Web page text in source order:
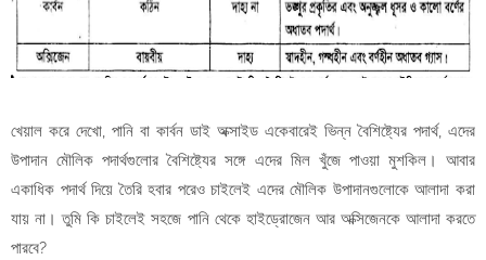
খেয়াল করে দেখো, পানি বা কার্বন ডাই অক্সাইড একেবারেই ভিন্ন বৈশিষ্ট্যের পদার্থ, এদের
উপাদান মৌলিক পদার্থগুলোর বৈশিষ্ট্যের সঙ্গে এদের মিল খুঁজে পাওয়া মুশকিল। আবার
একাধিক পদার্থ দিয়ে তৈরি হবার পরেও চাইলেই এদের মৌলিক উপাদানগুলোকে আলাদা করা
যায় না। তুমি কি চাইলেই সহজে পানি থেকে হাইড্রোজেন আর অক্সিজেনকে আলাদা করতে
পারবে?